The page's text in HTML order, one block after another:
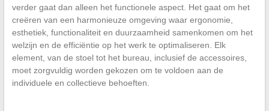
verder gaat dan alleen het functionele aspect. Het gaat om het
creëren van een harmonieuze omgeving waar ergonomie,
esthetiek, functionaliteit en duurzaamheid samenkomen om het
welzijn en de efficiëntie op het werk te optimaliseren. Elk
element, van de stoel tot het bureau, inclusief de accessoires,
moet zorgvuldig worden gekozen om te voldoen aan de
individuele en collectieve behoeften.